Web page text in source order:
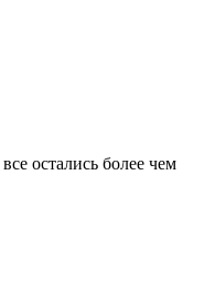
остались более чем